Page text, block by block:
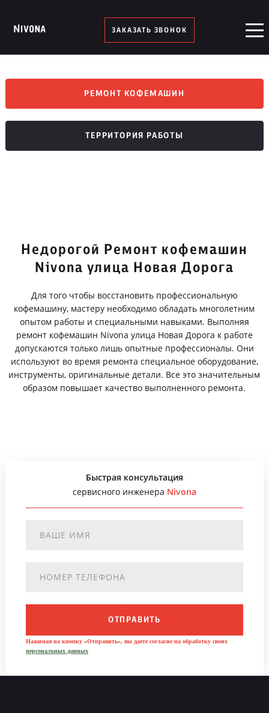
ЗАКАЗАТЬ ЗВОНОК
РЕМОНТ КОФЕМАШИН
ТЕРРИТОРИЯ РАБОТЫ
Недорогой Ремонт кофемашин
Nivona улица Новая Дорога
Для того чтобы восстановить профессиональную
кофемашину, мастеру необходимо обладать многолетним
опытом работы и специальными навыками. Выполняя
ремонт кофемашин Nivona улица Новая Дорога к работе
допускаются только лишь опытные профессионалы. Они
используют во время ремонта специальное оборудование,
инструменты, оригинальные детали. Все это значительным
образом повышает качество выполненного ремонта.
Быстрая консультация
сервисного инженера Nivona
ОТПРАВИТЬ
Нажимая на кнопку «Отправить», вы даете согласие на обработку своих
персональных данных